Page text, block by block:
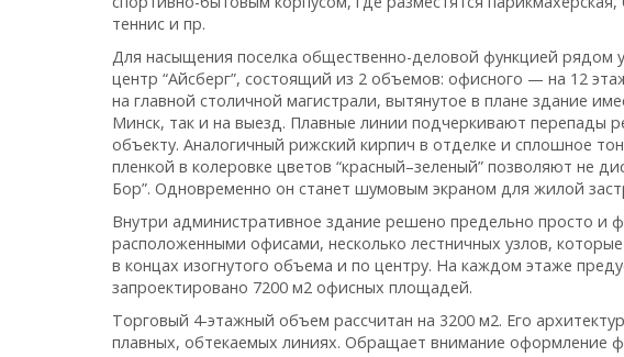
теннис и пр.
Для насыщения поселка общественно-деловой функцией рядом
центр “Айсберг”, состоящий из 2 объемов: офисного — на 12
на главной столичной магистрали, вытянутое в плане здание
Минск, так и на выезд. Плавные линии подчеркивают перепады
объекту. Аналогичный рижский кирпич в отделке и сплошное
пленкой в колеровке цветов “красный–зеленый” позволяют не
Бор”. Одновременно он станет шумовым экраном для жилой
Внутри административное здание решено предельно просто и
расположенными офисами, несколько лестничных узлов,
в концах изогнутого объема и по центру. На каждом этаже
запроектировано 7200 м2 офисных площадей.
Торговый 4-этажный объем рассчитан на 3200 м2. Его
плавных, обтекаемых линиях. Обращает внимание оформление